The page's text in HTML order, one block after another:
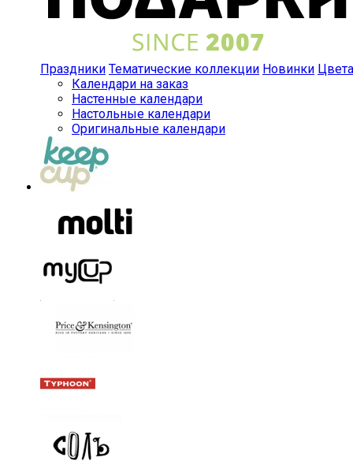
Праздники Тематические коллекции Новинки Цвета
Календари на заказ
Настенные календари
Настольные календари
Оригинальные календари